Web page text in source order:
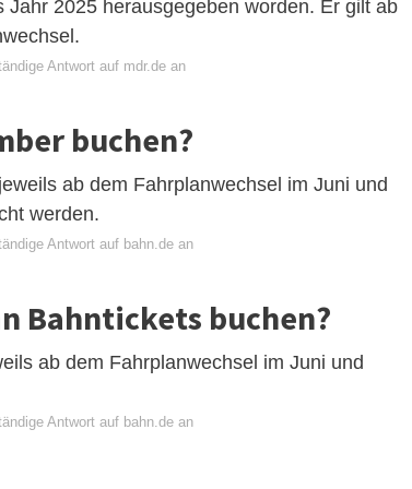
2025 herausgegeben worden. Er gilt ab
Antwort auf mdr.de an
buchen?
ab dem Fahrplanwechsel im Juni und
werden.
Antwort auf bahn.de an
Bahntickets buchen?
ab dem Fahrplanwechsel im Juni und
Antwort auf bahn.de an